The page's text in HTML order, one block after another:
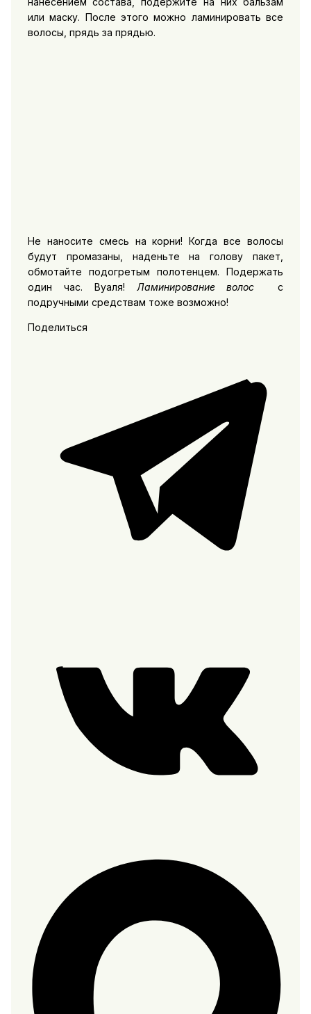
или маску. После этого можно ламинировать все
волосы, прядь за прядью.
Не наносите смесь на корни! Когда все волосы
будут промазаны, наденьте на голову пакет,
обмотайте подогретым полотенцем. Подержать
один час. Вуаля! Ламинирование волос с
подручными средствам тоже возможно!
Поделиться